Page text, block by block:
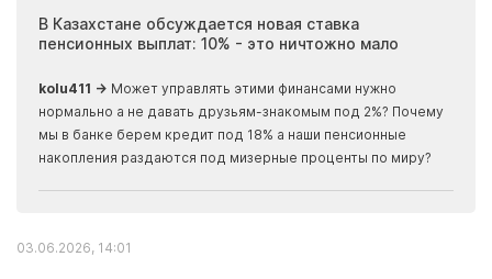
В Казахстане обсуждается новая ставка
пенсионных выплат: 10% - это ничтожно мало
kolu411 → Может управлять этими финансами нужно
нормально а не давать друзьям-знакомым под 2%? Почему
мы в банке берем кредит под 18% а наши пенсионные
накопления раздаются под мизерные проценты по миру?
03.06.2026, 14:01